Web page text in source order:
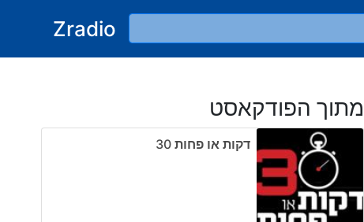
Zradio
מתוך הפודקאסט
דקות או פחות ‎30